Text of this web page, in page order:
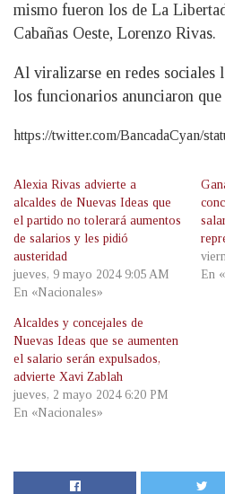
mismo fueron los de La
Cabañas Oeste, Lorenzo Rivas.
Al viralizarse en redes sociales
los funcionarios anunciaron
https://twitter.com/BancadaCyan/
Alexia Rivas advierte a
alcaldes de Nuevas Ideas que
el partido no tolerará aumentos
de salarios y les pidió
austeridad
jueves, 9 mayo 2024 9:05 AM
En «Nacionales»
En
Alcaldes y concejales de
Nuevas Ideas que se aumenten
el salario serán expulsados,
advierte Xavi Zablah
jueves, 2 mayo 2024 6:20 PM
En «Nacionales»